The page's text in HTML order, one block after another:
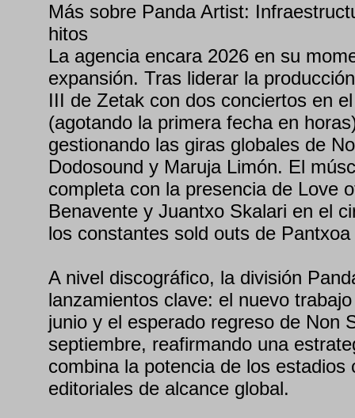
Más sobre Panda Artist:
hitos
La agencia encara 2026 en su
expansión. Tras liderar la
III de Zetak con dos conciertos en
(agotando la primera fecha en
gestionando las giras globales de
Dodosound y Maruja Limón. El
completa con la presencia de Love
Benavente y Juantxo Skalari en el
los constantes sold outs de
A nivel discográfico, la división
lanzamientos clave: el nuevo
junio y el esperado regreso de Non
septiembre, reafirmando una
combina la potencia de los estadios
editoriales de alcance global.